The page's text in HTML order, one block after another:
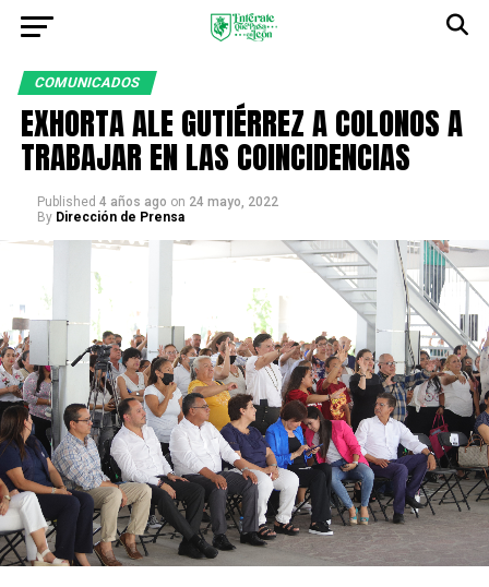
COMUNICADOS
EXHORTA ALE GUTIÉRREZ A COLONOS A
TRABAJAR EN LAS COINCIDENCIAS
Published 4 años ago on 24 mayo, 2022
By Dirección de Prensa